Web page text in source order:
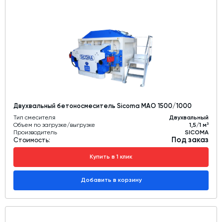
Затворы для силосов и дозаторов
Промышленные фильтры и комплектующие
Оборудование для производства ЖБИ
Телескопические загрузчики
Датчики
Промышленные вибраторы
Дробильно-сортировочный комплекс
Околопрессовочное оборудование
Двухвальный бетоносмеситель Sicoma MAO 1500/1000
Тип смесителя
Двухвальный
Объем по загрузке/выгрузке
1,5/1 м³
Производитель
SICOMA
Стоимость: Под заказ
Купить в 1 клик
Добавить в корзину